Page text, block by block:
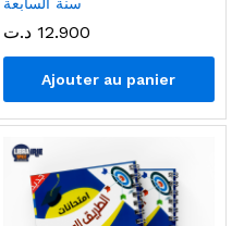
12.900 د.ت
Ajouter au panier